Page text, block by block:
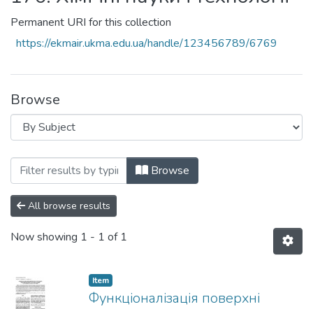
Permanent URI for this collection
https://ekmair.ukma.edu.ua/handle/123456789/6769
Browse
Browsing 170: Хімічні науки і
Browse
All browse results
Now showing 1 - 1 of 1
Item
Функціоналізація поверхні